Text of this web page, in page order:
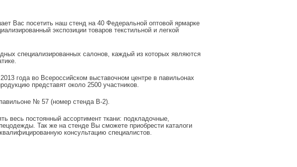
Вас посетить наш стенд на 40 Федеральной оптовой ярмарке
экспозиции товаров текстильной и легкой
специализированных салонов, каждый из которых являются
года во Всероссийском выставочном центре в павильонах
представят около 2500 участников.
№ 57 (номер стенда B-2).
весь постоянный ассортимент ткани: подкладочные,
Так же на стенде Вы сможете приобрести каталоги
консультацию специалистов.